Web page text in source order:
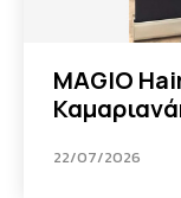
MAGIO
22/07/2026